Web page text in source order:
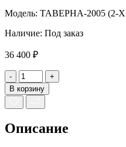
Модель: ТАВЕРНА-2005
Наличие: Под заказ
36 400 ₽
-
+
В корзину
Описание